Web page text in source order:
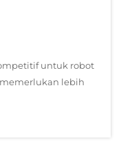
untuk robot
lebih
solusi robot
sehingga